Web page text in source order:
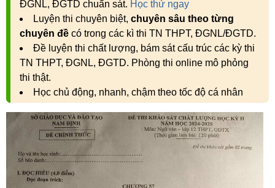
ĐGNL, ĐGTD chuẩn sát. Học thử ngay
Luyện thi chuyên biệt, chuyên sâu theo từng
chuyên đề có trong các kì thi TN THPT, ĐGNL/ĐGTD.
Đề luyện thi chất lượng, bám sát cấu trúc các kỳ thi
TN THPT, ĐGNL, ĐGTD. Phòng thi online mô phỏng
thi thật.
Học chủ động, nhanh, chậm theo tốc độ cá nhân